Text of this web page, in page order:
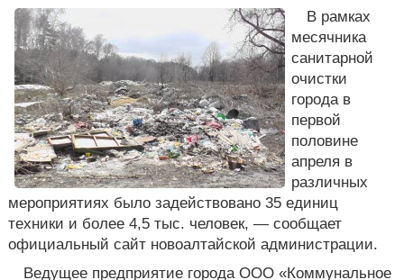
В рамках
месячника
санитарной
очистки
города в
первой
половине
апреля в
различных
мероприятиях было задействовано 35 единиц
техники и более 4,5 тыс. человек, — сообщает
официальный сайт новоалтайской администрации.
Ведущее предприятие города ООО «Коммунальное